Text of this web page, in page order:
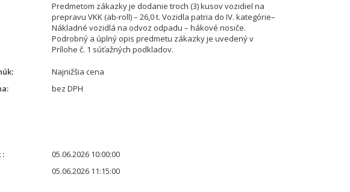
Predmetom zákazky je dodanie troch (3) kusov vozidiel na
prepravu VKK (ab-roll) – 26,0 t. Vozidla patria do IV. kategórie–
Nákladné vozidlá na odvoz odpadu – hákové nosiče.
Podrobný a úplný opis predmetu zákazky je uvedený v
Prílohe č. 1 súťažných podkladov.
Najnižšia cena
bez DPH
05.06.2026 10:00:00
05.06.2026 11:15:00